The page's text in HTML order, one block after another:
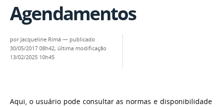
Agendamentos
por Jacqueline Rimá — publicado
30/05/2017 08h42, última modificação
13/02/2025 10h45
Aqui, o usuário pode consultar as normas e disponibilidade